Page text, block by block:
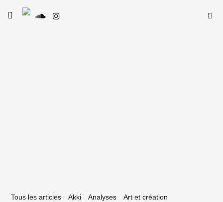
Skip
toggle
Tous les articles Akki Analyses
Art et création